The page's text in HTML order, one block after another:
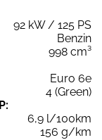
92 kW / 125 PS
Benzin
998 cm³
Euro 6e
4 (Green)
6,9 l/100km
156 g/km